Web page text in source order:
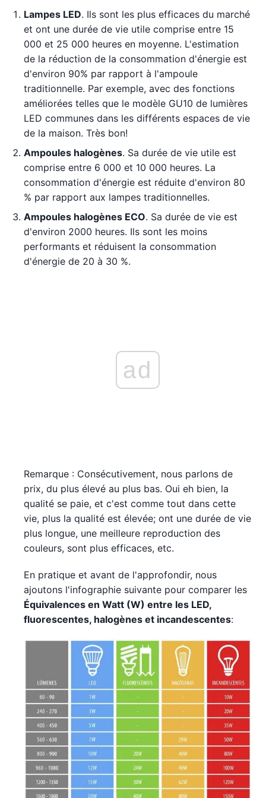
Lampes LED. Ils sont les plus efficaces du marché
et ont une durée de vie utile comprise entre 15
000 et 25 000 heures en moyenne. L'estimation
de la réduction de la consommation d'énergie est
d'environ 90% par rapport à l'ampoule
traditionnelle. Par exemple, avec des fonctions
améliorées telles que le modèle GU10 de lumières
LED communes dans les différents espaces de vie
de la maison. Très bon!
Ampoules halogènes. Sa durée de vie utile est
comprise entre 6 000 et 10 000 heures. La
consommation d'énergie est réduite d'environ 80
% par rapport aux lampes traditionnelles.
Ampoules halogènes ECO. Sa durée de vie est
d'environ 2000 heures. Ils sont les moins
performants et réduisent la consommation
d'énergie de 20 à 30 %.
ad
Remarque : Consécutivement, nous parlons de
prix, du plus élevé au plus bas. Oui eh bien, la
qualité se paie, et c'est comme tout dans cette
vie, plus la qualité est élevée; ont une durée de vie
plus longue, une meilleure reproduction des
couleurs, sont plus efficaces, etc.
En pratique et avant de l'approfondir, nous
ajoutons l'infographie suivante pour comparer les
Équivalences en Watt (W) entre les LED,
fluorescentes, halogènes et incandescentes: